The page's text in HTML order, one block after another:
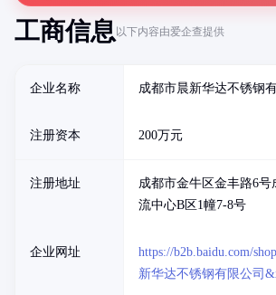
工商信息以下内容由爱企查提供
企业名称 成都市晨新华达不锈钢
注册资本 200万元
注册地址
成都市金牛区金丰路6号
流中心B区1幢7-8号
企业网址
https://b2b.baidu.com/
新华达不锈钢有限公司